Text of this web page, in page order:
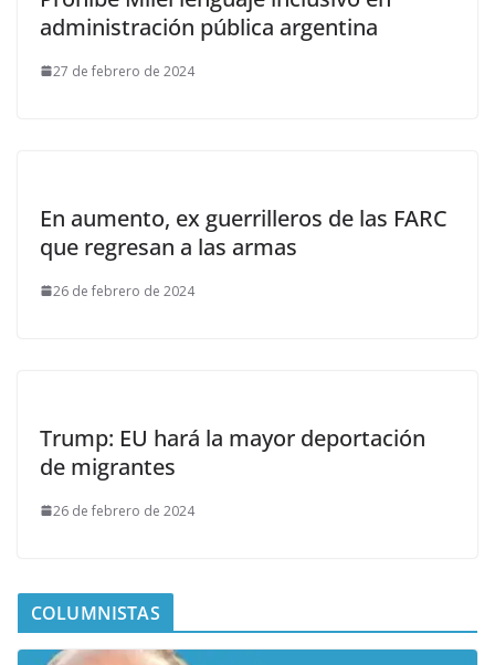
administración pública argentina
27 de febrero de 2024
En aumento, ex guerrilleros de las FARC
que regresan a las armas
26 de febrero de 2024
Trump: EU hará la mayor deportación
de migrantes
26 de febrero de 2024
COLUMNISTAS